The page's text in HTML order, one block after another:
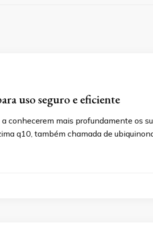
uso seguro e eficiente
conhecerem mais profundamente os
q10, também chamada de